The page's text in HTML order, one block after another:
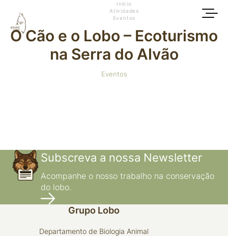
Início
Atividades
Eventos
O Cão e o Lobo – Ecoturismo
na Serra do Alvão
Eventos
Subscreva a nossa Newsletter
Acompanhe o nosso trabalho na conservação
do lobo.
Grupo Lobo
Departamento de Biologia Animal